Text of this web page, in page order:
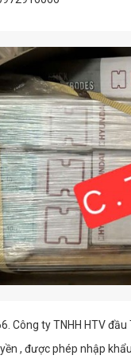
Công ty TNHH HTV đầu
, được phép nhập